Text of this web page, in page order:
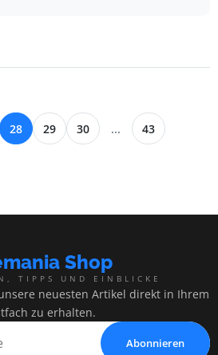
28 29 30 ... 43
Shop
TIPPS UND EINBLICKE
neuesten Artikel direkt in Ihrem
zu erhalten.
Abonnieren